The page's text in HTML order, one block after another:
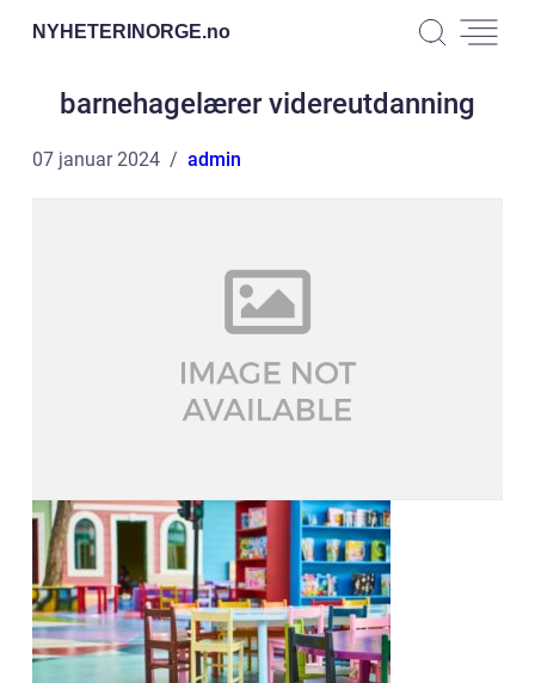
NYHETERINORGE.no
barnehagelærer videreutdanning
07 januar 2024 admin